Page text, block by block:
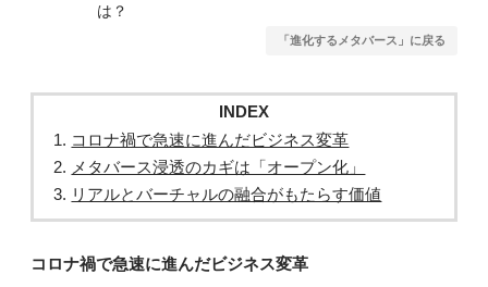
は？
「進化するメタバース」に戻る
INDEX
コロナ禍で急速に進んだビジネス変革
メタバース浸透のカギは「オープン化」
リアルとバーチャルの融合がもたらす価値
コロナ禍で急速に進んだビジネス変革